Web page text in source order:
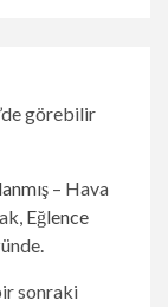
– Hava
Eğlence
sonraki